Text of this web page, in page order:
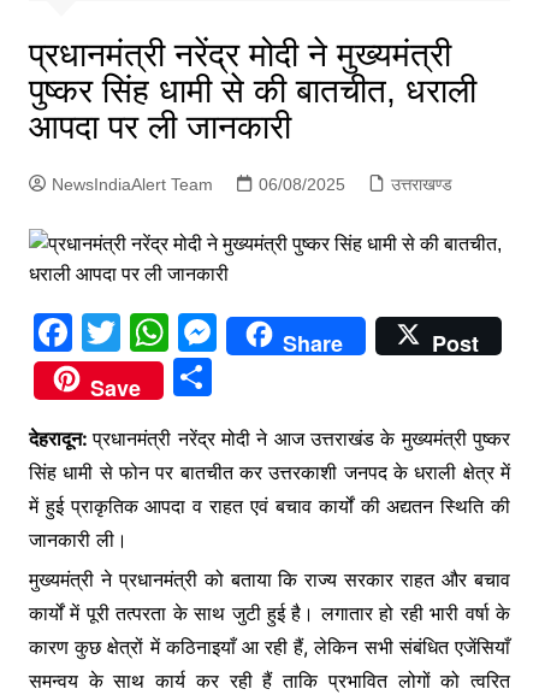
प्रधानमंत्री नरेंद्र मोदी ने मुख्यमंत्री
पुष्कर सिंह धामी से की बातचीत, धराली
आपदा पर ली जानकारी
NewsIndiaAlert Team 06/08/2025 उत्तराखण्ड
F
a
c
e
b
o
o
k
T
w
itt
er
W
h
at
s
A
p
p
M
e
s
e
n
g
er
Share
Post
Save
S
h
ar
e
देहरादून:प्रधानमंत्री नरेंद्र मोदी ने आज उत्तराखंड के मुख्यमंत्री पुष्कर
सिंह धामी से फोन पर बातचीत कर उत्तरकाशी जनपद के धराली क्षेत्र में
में हुई प्राकृतिक आपदा व राहत एवं बचाव कार्यों की अद्यतन स्थिति की
जानकारी ली।
मुख्यमंत्री ने प्रधानमंत्री को बताया कि राज्य सरकार राहत और बचाव
कार्यों में पूरी तत्परता के साथ जुटी हुई है। लगातार हो रही भारी वर्षा के
कारण कुछ क्षेत्रों में कठिनाइयाँ आ रही हैं, लेकिन सभी संबंधित एजेंसियाँ
समन्वय के साथ कार्य कर रही हैं ताकि प्रभावित लोगों को त्वरित